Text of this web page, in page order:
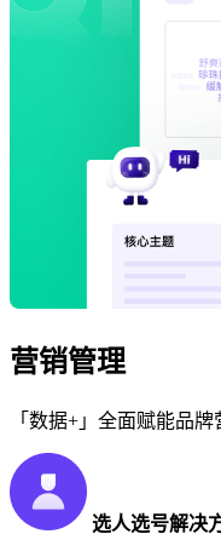
营销管理
「数据+」全面赋能品
选人选号解决